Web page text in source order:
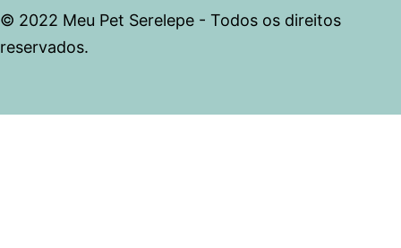
© 2022 Meu Pet Serelepe - Todos os direitos
reservados.